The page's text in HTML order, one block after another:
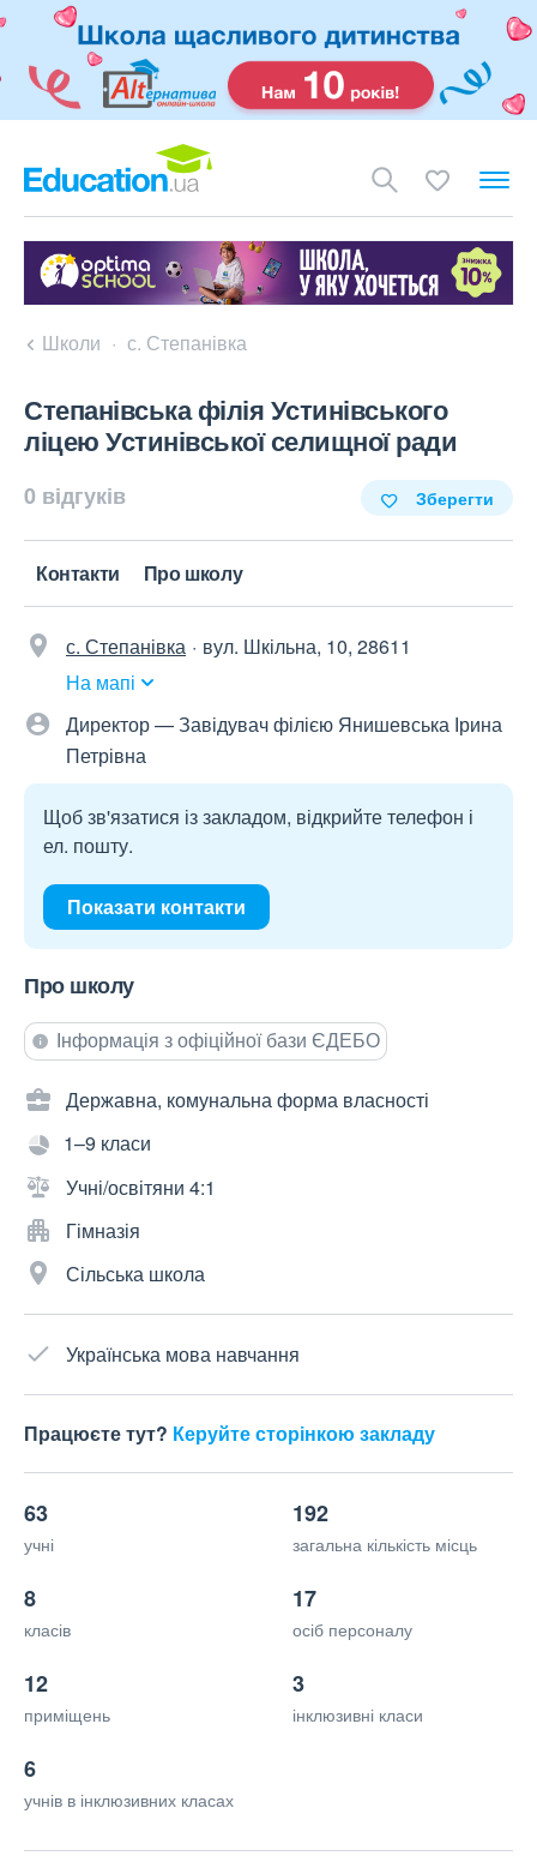
Школи с. Степанівка
Степанівська філія Устинівського
ліцею Устинівської селищної ради
0 відгуків Зберегти
Контакти Про школу
с. Степанівка
вул. Шкільна, 10, 28611
На мапі
Директор — Завідувач філією Янишевська Ірина
Петрівна
Щоб зв'язатися із закладом, відкрийте телефон і
ел. пошту.
Показати контакти
Про школу
Інформація з офіційної бази ЄДЕБО
Державна, комунальна форма власності
1–9 класи
Учні/освітяни 4:1
Гімназія
Сільська школа
Українська мова навчання
Працюєте тут? Керуйте сторінкою закладу
63
учні
192
загальна кількість місць
8
класів
17
осіб персоналу
12
приміщень
3
інклюзивні класи
6
учнів в інклюзивних класах